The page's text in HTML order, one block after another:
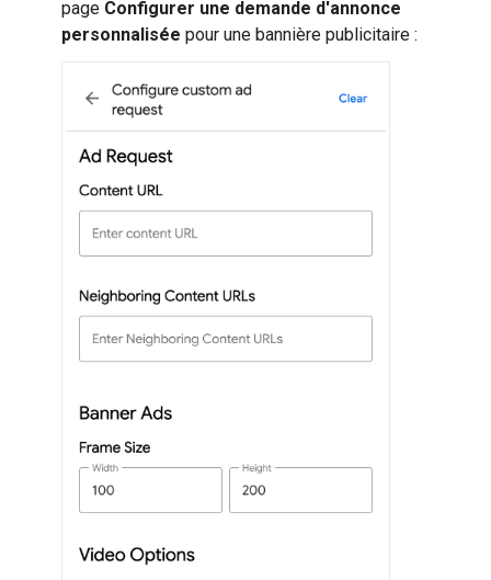
page Configurer une demande d'annonce
personnalisée pour une bannière publicitaire :